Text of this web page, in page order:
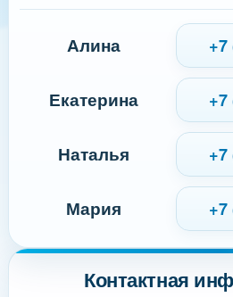
Контактная
Алина +7
Екатерина +7
Наталья +7
Мария +7